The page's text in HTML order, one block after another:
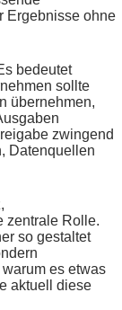
Ergebnisse ohne
bedeutet
sollte
übernehmen,
zwingend
Datenquellen
zentrale Rolle.
so gestaltet
es etwas
aktuell diese